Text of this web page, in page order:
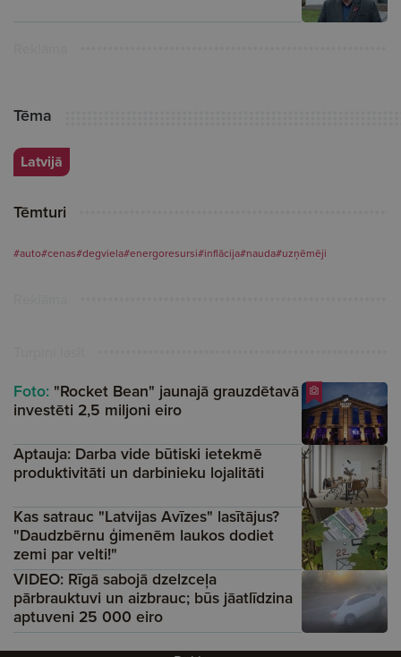
Tēma
Latvijā
Tēmturi
#auto#cenas#degviela#energoresursi#inflācija#nauda#uzņēmēji
Foto: "Rocket Bean" jaunajā grauzdētavā
investēti 2,5 miljoni eiro
Aptauja: Darba vide būtiski ietekmē
produktivitāti un darbinieku lojalitāti
Kas satrauc "Latvijas Avīzes" lasītājus?
"Daudzbērnu ģimenēm laukos dodiet
zemi par velti!"
VIDEO: Rīgā sabojā dzelzceļa
pārbrauktuvi un aizbrauc; būs jāatlīdzina
aptuveni 25 000 eiro